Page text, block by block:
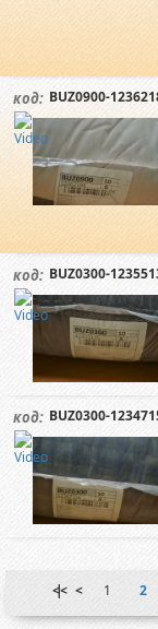
код: BUZ0900-
код: BUZ0300-
код: BUZ0300-
|<< < 1 2